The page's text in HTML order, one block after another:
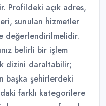
Profildeki açık adres,
sunulan hizmetler
değerlendirilmelidir.
belirli bir işlem
dizini daraltabilir;
başka şehirlerdeki
farklı kategorilere